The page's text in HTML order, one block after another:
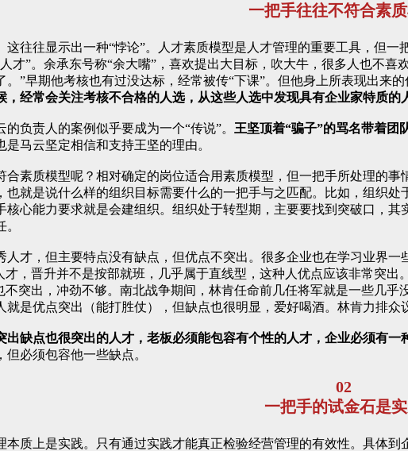
一把手往往不符合素
往往显示出一种“悖论”。人才素质模型是人才管理的重要工具，但
才”。余承东号称“余大嘴”，喜欢提出大目标，吹大牛，很多人也不
”早期他考核也有过没达标，经常被传“下课”。但他身上所表现出来
经常会关注考核不合格的人选，从这些人选中发现具有企业家特质的
负责人的案例似乎要成为一个“传说”。 王坚顶着“骗子”的骂名带着团
马云坚定相信和支持王坚的理由。
合素质模型呢？相对确定的岗位适合用素质模型，但一把手所处理的
也就是说什么样的组织目标需要什么的一把手与之匹配。比如，组织
心能力要求就是会建组织。组织处于转型期，主要要找到突破口，
才，但主要特点没有缺点，但优点不突出。很多企业也在学习业界
才，晋升并不是按部就班，几乎属于直线型，这种人优点应该非常突
不突出，冲劲不够。南北战争期间，林肯任命前几任将军就是一些几
是优点突出（能打胜仗），但缺点也很明显，爱好喝酒。林肯力排众
出缺点也很突出的人才，老板必须能包容有个性的人才，企业必须有一
必须包容他一些缺点。
02
一把手的试金石是
本质上是实践。只有通过实践才能真正检验经营管理的有效性。具体